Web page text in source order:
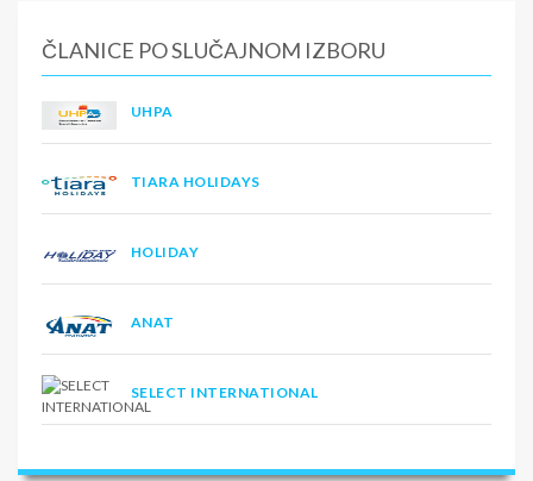
ČLANICE PO SLUČAJNOM IZBORU
UHPA
TIARA HOLIDAYS
HOLIDAY
ANAT
SELECT INTERNATIONAL